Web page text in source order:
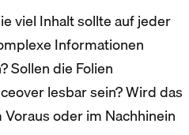
viel Inhalt sollte auf jeder
Informationen
Sollen die Folien
lesbar sein? Wird das
oder im Nachhinein